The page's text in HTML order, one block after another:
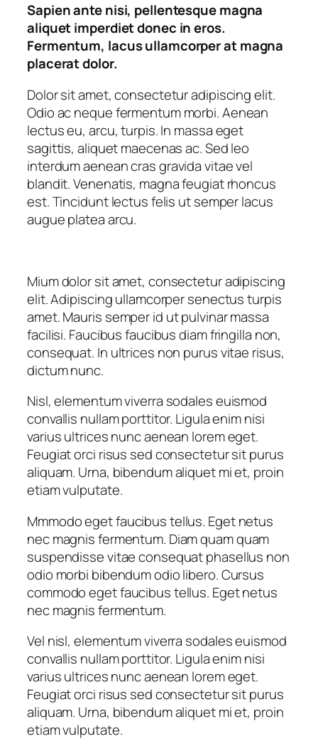
Sapien ante nisi, pellentesque magna
aliquet imperdiet donec in eros.
Fermentum, lacus ullamcorper at magna
placerat dolor.
Dolor sit amet, consectetur adipiscing elit.
Odio ac neque fermentum morbi. Aenean
lectus eu, arcu, turpis. In massa eget
sagittis, aliquet maecenas ac. Sed leo
interdum aenean cras gravida vitae vel
blandit. Venenatis, magna feugiat rhoncus
est. Tincidunt lectus felis ut semper lacus
augue platea arcu.
Mium dolor sit amet, consectetur adipiscing
elit. Adipiscing ullamcorper senectus turpis
amet. Mauris semper id ut pulvinar massa
facilisi. Faucibus faucibus diam fringilla non,
consequat. In ultrices non purus vitae risus,
dictum nunc.
Nisl, elementum viverra sodales euismod
convallis nullam porttitor. Ligula enim nisi
varius ultrices nunc aenean lorem eget.
Feugiat orci risus sed consectetur sit purus
aliquam. Urna, bibendum aliquet mi et, proin
etiam vulputate.
Mmmodo eget faucibus tellus. Eget netus
nec magnis fermentum. Diam quam quam
suspendisse vitae consequat phasellus non
odio morbi bibendum odio libero. Cursus
commodo eget faucibus tellus. Eget netus
nec magnis fermentum.
Vel nisl, elementum viverra sodales euismod
convallis nullam porttitor. Ligula enim nisi
varius ultrices nunc aenean lorem eget.
Feugiat orci risus sed consectetur sit purus
aliquam. Urna, bibendum aliquet mi et, proin
etiam vulputate.